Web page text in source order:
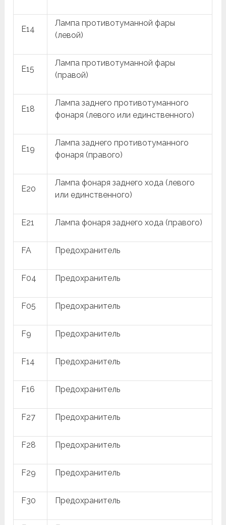
E14
Лампа противотуманной фары
(левой)
E15
Лампа противотуманной фары
(правой)
E18
Лампа заднего противотуманного
фонаря (левого или единственного)
E19
Лампа заднего противотуманного
фонаря (правого)
E20
Лампа фонаря заднего хода (левого
или единственного)
E21 Лампа фонаря заднего хода (правого)
FA Предохранитель
F04 Предохранитель
F05 Предохранитель
F9 Предохранитель
F14 Предохранитель
F16 Предохранитель
F27 Предохранитель
F28 Предохранитель
F29 Предохранитель
F30 Предохранитель